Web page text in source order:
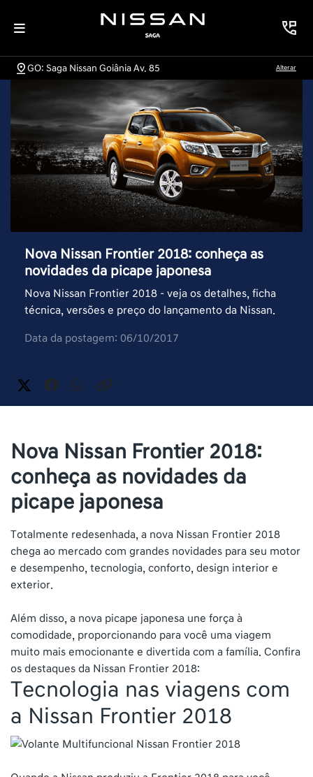
GO: Saga Nissan Goiânia Av. 85 Alterar
Nova Nissan Frontier 2018: conheça as
novidades da picape japonesa
Nova Nissan Frontier 2018 - veja os detalhes, ficha
técnica, versões e preço do lançamento da Nissan.
Data da postagem: 06/10/2017
Nova Nissan Frontier 2018:
conheça as novidades da
picape japonesa
Totalmente redesenhada, a nova Nissan Frontier 2018
chega ao mercado com grandes novidades para seu motor
e desempenho, tecnologia, conforto, design interior e
exterior.
Além disso, a nova picape japonesa une força à
comodidade, proporcionando para você uma viagem
muito mais emocionante e divertida com a família. Confira
os destaques da Nissan Frontier 2018:
Tecnologia nas viagens com
a Nissan Frontier 2018